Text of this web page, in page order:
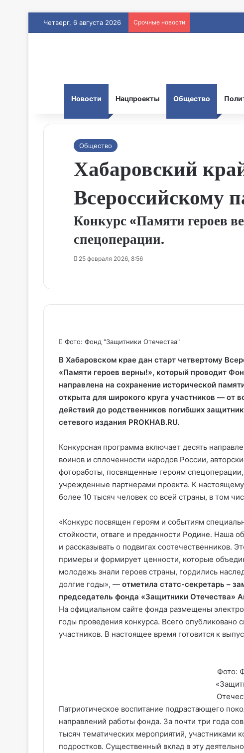
Четверг, 6 августа 2026 Срочные новости
Новости Нацпроекты Общество
Общество
Хабаровский
Всероссийскому
Конкурс «Памяти героев
спецоперации.
25 февраля 2026, 8:56
Фото: Фонд "Защитники Отечества"
В Хабаровском крае дан старт четвертому
«Памяти героев верны!», который проводит
направлена на сохранение исторической
открыта для широкого круга участников — от
действий до родственников погибших
сетевого издания PROKHAB.RU.
Конкурсная программа включает десять
воинов и сплоченности народов России,
фотоработы, посвященные героям
учрежденные партнерами проекта. К
более 10 тысяч человек со всей страны, в том
«Конкурс посвящен героям и событиям
стойкости, отваге и преданности Родине. Наша
и рассказывать о подвигах соотечественников.
примеры и формирует ценности, которые
молодежь знали героев страны, гордились
долгие годы», — отметила статс-секретарь –
председатель фонда «Защитники Отечества»
На официальном сайте фонда размещены
годы проведения конкурса. Всего
участников. В настоящее время готовится к
Фото:
Патриотическое воспитание подрастающего
направлений работы фонда. За почти три года
тысяч тематических мероприятий, участниками
подростков. Существенный вклад в эту